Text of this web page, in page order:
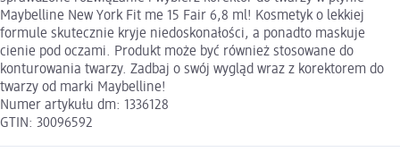
Maybelline New York Fit me 15 Fair 6,8 ml! Kosmetyk o lekkiej
formule skutecznie kryje niedoskonałości, a ponadto maskuje
cienie pod oczami. Produkt może być również stosowane do
konturowania twarzy. Zadbaj o swój wygląd wraz z korektorem do
twarzy od marki Maybelline!
Numer artykułu dm: 1336128
GTIN: 30096592